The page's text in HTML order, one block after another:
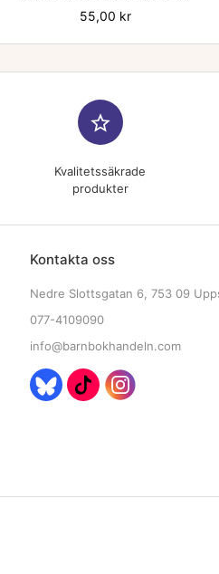
Pris
55,00 kr
star_border
Kvalitetssäkrade
produkter
Kontakta oss
Nedre Slottsgatan 6, 753 09
077-4109090
info@barnbokhandeln.com